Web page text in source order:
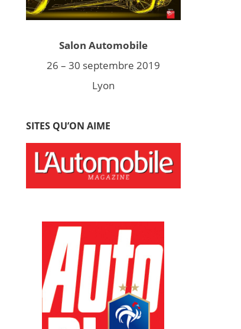
Salon Automobile
26 – 30 septembre 2019
Lyon
SITES QU’ON AIME